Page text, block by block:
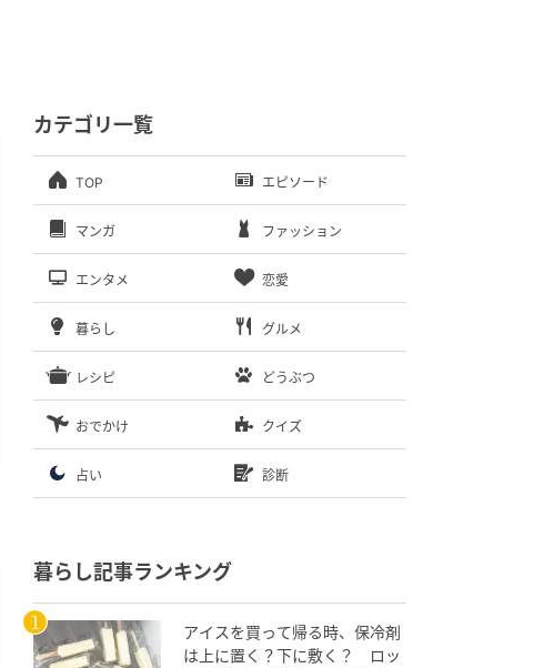
カテゴリ一覧
TOP エピソード
マンガ ファッション
エンタメ 恋愛
暮らし グルメ
レシピ どうぶつ
おでかけ クイズ
占い 診断
暮らし記事ランキング
アイスを買って帰る時、保冷剤
は上に置く？下に敷く？ ロッ